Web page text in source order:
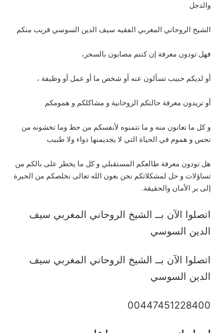
والدجل
الشيخ الروحاني المغربي الفقيه سيف الدين السوسي قريب منكم
فهل تودون معرفة إن كنتم مصابون بالسحر،
أو لديكم حبيب تسألون عنه أو شخص ما أو عمل أو وظيفة ،
أو تريدون معرفة حالتكم الروحانية و مشاكلكم و همومكم
و كل ما تعانون منه و ما تتمنوه لأنفسكم من حظ وما تخشونه من
نحس و هموم في الحياة التي لا يجديمنها دواء ولا طبيب
هل تودون معرفة طالعكم المستقبلي و كل ما يخطر على بالكم من
تساؤلات و حل لمشكلاتكم نحن بعون الله تعالى نخلصكم من الحيرة
إلى بر الأمان والحقيقة.
اتصلوا الآن بــ الشيخ الروحاني المغربي سيف
الدين السوسي
اتصلوا الآن بــ الشيخ الروحاني المغربي سيف
الدين السوسي
00447451228400